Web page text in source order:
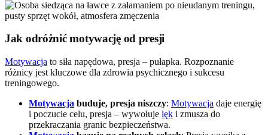
Jak odróżnić motywację od presji
Motywacja to siła napędowa, presja – pułapka. Rozpoznanie
różnicy jest kluczowe dla zdrowia psychicznego i sukcesu
treningowego.
Motywacja buduje, presja niszczy: Motywacja daje energię
i poczucie celu, presja – wywołuje lęk i zmusza do
przekraczania granic bezpieczeństwa.